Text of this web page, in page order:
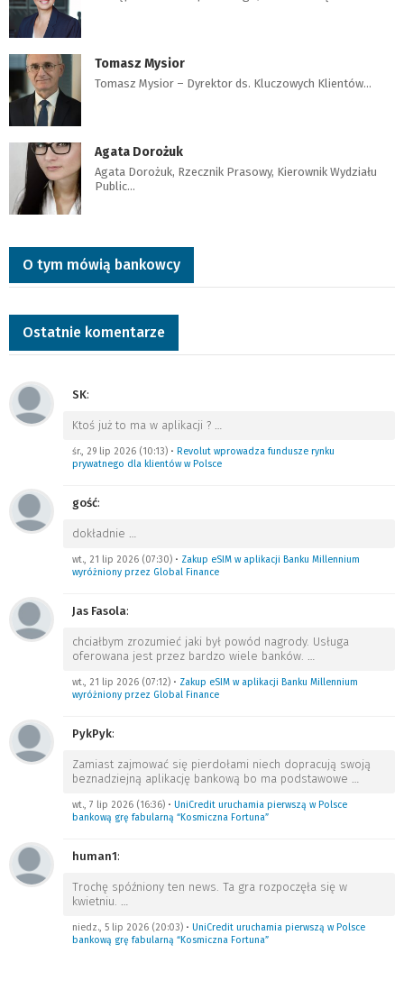
Tomasz Mysior
Tomasz Mysior – Dyrektor ds. Kluczowych Klientów…
Agata Dorożuk
Agata Dorożuk, Rzecznik Prasowy, Kierownik Wydziału
Public…
O tym mówią bankowcy
Ostatnie komentarze
SK:
Ktoś już to ma w aplikacji ? …
śr., 29 lip 2026 (10:13) • Revolut wprowadza fundusze rynku
prywatnego dla klientów w Polsce
gość:
dokładnie …
wt., 21 lip 2026 (07:30) • Zakup eSIM w aplikacji Banku Millennium
wyróżniony przez Global Finance
Jas Fasola:
chciałbym zrozumieć jaki był powód nagrody. Usługa
oferowana jest przez bardzo wiele banków. …
wt., 21 lip 2026 (07:12) • Zakup eSIM w aplikacji Banku Millennium
wyróżniony przez Global Finance
PykPyk:
Zamiast zajmować się pierdołami niech dopracują swoją
beznadziejną aplikację bankową bo ma podstawowe …
wt., 7 lip 2026 (16:36) • UniCredit uruchamia pierwszą w Polsce
bankową grę fabularną “Kosmiczna Fortuna”
human1:
Trochę spóźniony ten news. Ta gra rozpoczęła się w
kwietniu. …
niedz., 5 lip 2026 (20:03) • UniCredit uruchamia pierwszą w Polsce
bankową grę fabularną “Kosmiczna Fortuna”